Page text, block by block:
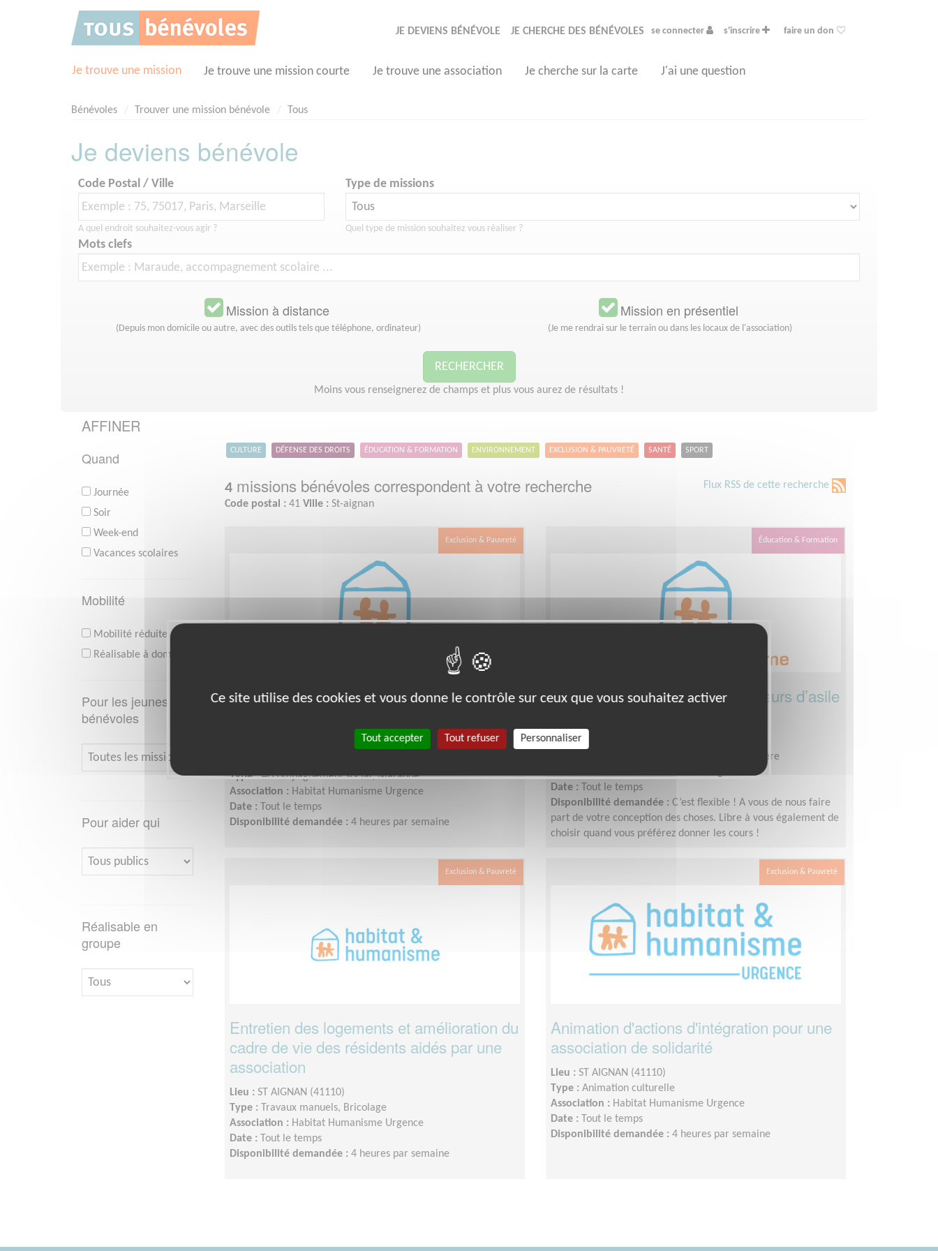
JE DEVIENS BÉNÉVOLE JE CHERCHE DES BÉNÉVOLES se connecter s'inscrire faire un don
Je trouve une mission Je trouve une mission courte Je trouve une association Je cherche sur la carte J'ai une question
Bénévoles Trouver une mission bénévole Tous
Je deviens bénévole
Code Postal / Ville
A quel endroit souhaitez-vous agir ?
Type de missions
Quel type de mission souhaitez vous réaliser ?
Mots clefs
Mission à distance
(Depuis mon domicile ou autre, avec des outils tels que téléphone, ordinateur)
Mission en présentiel
(Je me rendrai sur le terrain ou dans les locaux de l'association)
RECHERCHER
Moins vous renseignerez de champs et plus vous aurez de résultats !
AFFINER
Quand
Journée
Soir
Week-end
Vacances scolaires
Mobilité
Mobilité réduite
Réalisable à domicile
Pour les jeunes
bénévoles
Pour aider qui
Réalisable en
groupe
CULTURE DÉFENSE DES DROITS ÉDUCATION & FORMATION ENVIRONNEMENT EXCLUSION & PAUVRETÉ SANTÉ SPORT
Flux RSS de cette recherche
4 missions bénévoles correspondent à votre recherche
Code postal : 41 Ville : St-aignan
Exclusion & Pauvreté
Aide de proximité (F/H) aux temps
Type :Accompagnement social, Maraude
Association : Habitat Humanisme Urgence
Date :
Tout le temps
Disponibilité demandée : 4 heures par semaine
Éducation & Formation
Cours de français pour demandeurs d’asile
Lieu :ST AIGNAN (41110)
Alphabétisation, Français Langue Étrangère
Date :
Tout le temps
Disponibilité demandée : C’est flexible ! A vous de nous faire
part de votre conception des choses. Libre à vous également de
choisir quand vous préférez donner les cours !
Exclusion & Pauvreté
Entretien des logements et amélioration du
cadre de vie des résidents aidés par une
association
Lieu : ST AIGNAN (41110)
Type :
Travaux manuels, Bricolage
Association : Habitat Humanisme Urgence
Date :
Tout le temps
Disponibilité demandée : 4 heures par semaine
Exclusion & Pauvreté
Animation d'actions d'intégration pour une
association de solidarité
Lieu : ST AIGNAN (41110)
Type : Animation culturelle
Association : Habitat Humanisme Urgence
Date :
Tout le temps
Disponibilité demandée : 4 heures par semaine
Ce site utilise des cookies et vous donne le contrôle sur ceux que vous souhaitez activer
Tout accepter Tout refuser Personnaliser